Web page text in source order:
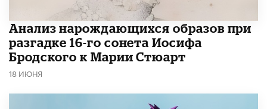
Анализ нарождающихся образов при
разгадке 16-го сонета Иосифа
Бродского к Марии Стюарт
18 ИЮНЯ